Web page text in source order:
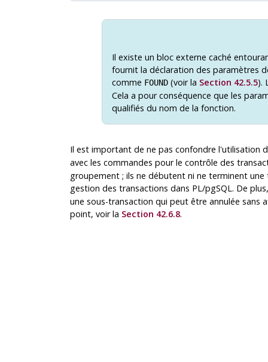
Il existe un bloc externe caché
fournit la déclaration des paramètres
comme FOUND (voir la Section 42.5.5).
Cela a pour conséquence que les
qualifiés du nom de la fonction.
Il est important de ne pas confondre l'utilisation
avec les commandes pour le contrôle des
groupement ; ils ne débutent ni ne terminent
gestion des transactions dans PL/pgSQL. De
une sous-transaction qui peut être annulée sans
point, voir la Section 42.6.8.